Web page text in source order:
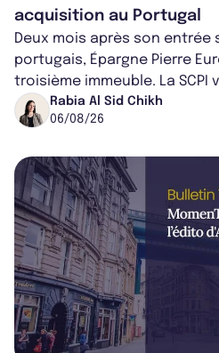
acquisition au Portugal
Deux mois après son entrée
portugais, Épargne Pierre
troisième immeuble. La SCPI
dans le centre du pays, un
Rabia Al Sid Chikh
06/08/26